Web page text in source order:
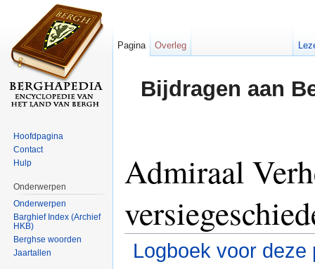
Bijdragen aan
Admiraal
Logboek voor deze
Pagina Overleg
Hoofdpagina
Contact
Hulp
Onderwerpen
Onderwerpen
Barghief Index (Archief
HKB)
Berghse woorden
Jaartallen